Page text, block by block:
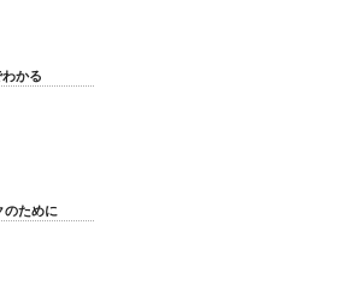
かる
のために